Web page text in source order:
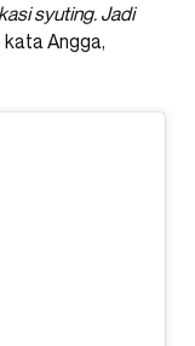
syuting. Jadi
kata Angga,